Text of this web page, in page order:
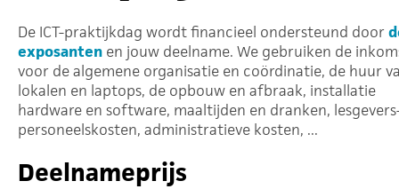
De ICT-praktijkdag wordt financieel ondersteund door
exposanten en jouw deelname. We gebruiken de
voor de algemene organisatie en coördinatie, de huur
lokalen en laptops, de opbouw en afbraak, installatie
hardware en software, maaltijden en dranken,
personeelskosten, administratieve kosten, ...
Deelnameprijs